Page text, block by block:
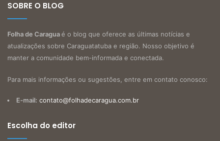
SOBRE O BLOG
Folha de Caraguaé o blog que oferece as últimas notícias e
atualizações sobre Caraguatatuba e região. Nosso objetivo é
manter a comunidade bem-informada e conectada.
Para mais informações ou sugestões, entre em contato conosco:
E-mail: contato@folhadecaragua.com.br
Escolha do editor